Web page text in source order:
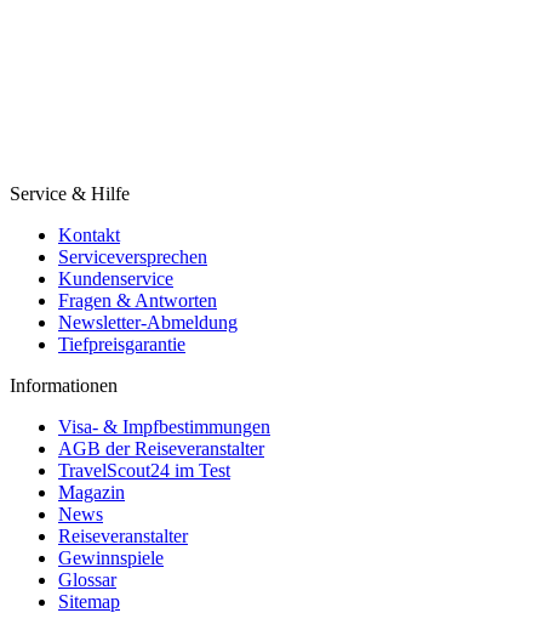
Service & Hilfe
Kontakt
Serviceversprechen
Kundenservice
Fragen & Antworten
Newsletter-Abmeldung
Tiefpreisgarantie
Informationen
Visa- & Impfbestimmungen
AGB der Reiseveranstalter
TravelScout24 im Test
Magazin
News
Reiseveranstalter
Gewinnspiele
Glossar
Sitemap